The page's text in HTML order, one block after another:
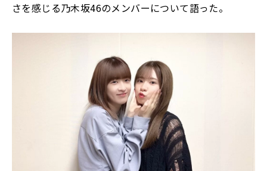
さを感じる乃木坂46のメンバーについて語った。